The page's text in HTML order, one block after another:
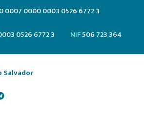
0007 0000 0003 0526 6772 3
0526 6772 3 NIF506 723 364
Salvador